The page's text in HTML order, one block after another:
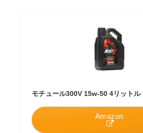
モチュール300V 15w-50 4リットル
Amazon